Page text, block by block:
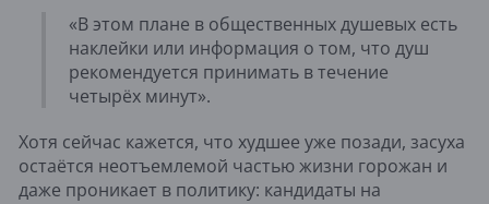
«В этом плане в общественных душевых есть
наклейки или информация о том, что душ
рекомендуется принимать в течение
четырёх минут».
Хотя сейчас кажется, что худшее уже позади, засуха
остаётся неотъемлемой частью жизни горожан и
даже проникает в политику: кандидаты на